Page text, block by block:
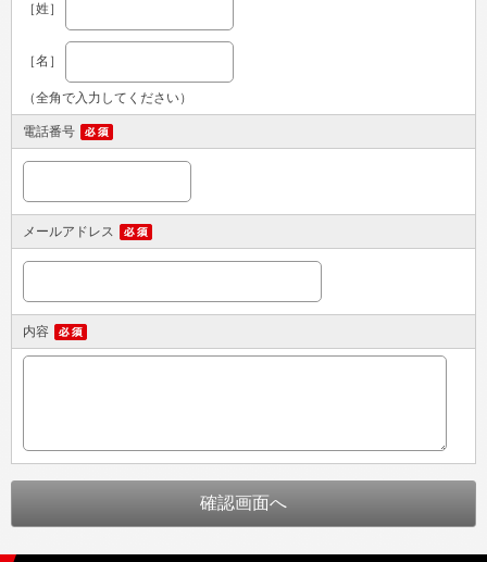
［姓］
［名］
（全角で入力してください）
電話番号
メールアドレス
内容